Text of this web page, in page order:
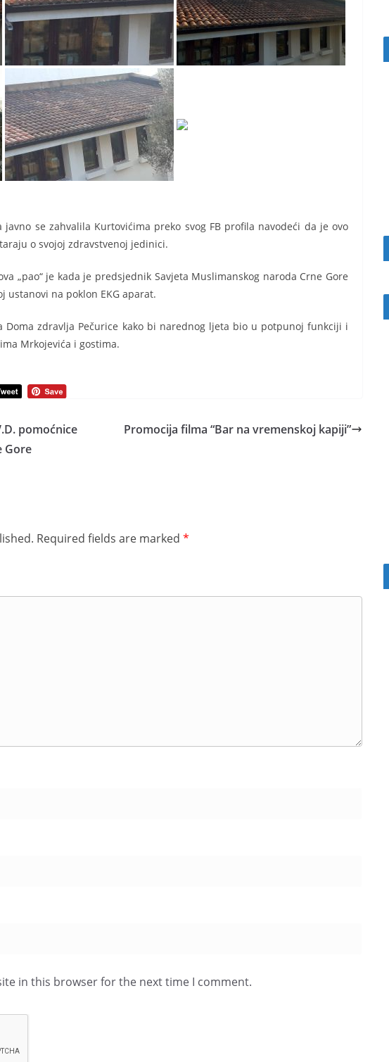
se zahvalila Kurtovićima preko svog FB profila navodeći da je ovo
o svojoj zdravstvenoj jedinici.
„pao“ je kada je predsjednik Savjeta Muslimanskog naroda Crne Gore
ustanovi na poklon EKG aparat.
Doma zdravlja Pečurice kako bi narednog ljeta bio u potpunoj funkciji i
Mrkojevića i gostima.
pomoćnice
Gore
Promocija filma “Bar na vremenskoj kapiji”
Required fields are marked *
in this browser for the next time I comment.